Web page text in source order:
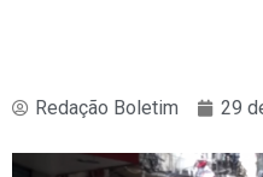
Redação Boletim 29